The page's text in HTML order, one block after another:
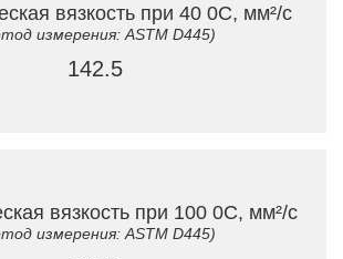
вязкость при 40 0C, мм²/с
измерения: ASTM D445)
142.5
вязкость при 100 0C, мм²/с
измерения: ASTM D445)